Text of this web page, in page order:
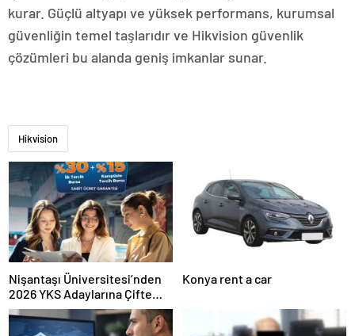
kurar. Güçlü altyapı ve yüksek performans, kurumsal
güvenliğin temel taşlarıdır ve Hikvision güvenlik
çözümleri bu alanda geniş imkanlar sunar.
Hikvision
Nişantaşı Üniversitesi’nden
2026 YKS Adaylarına Çifte
Güvence: Sabit Ücret ve
Kesintisiz Burs
Konya rent a car